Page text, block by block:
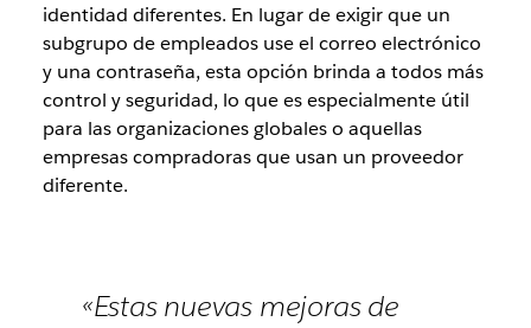
identidad diferentes. En lugar de exigir que un
subgrupo de empleados use el correo electrónico
y una contraseña, esta opción brinda a todos más
control y seguridad, lo que es especialmente útil
para las organizaciones globales o aquellas
empresas compradoras que usan un proveedor
diferente.
«Estas nuevas mejoras de